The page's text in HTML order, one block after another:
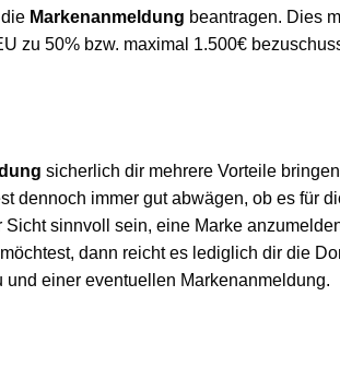
Markenanmeldung beantragen. Dies
zu 50% bzw. maximal 1.500€
sicherlich dir mehrere Vorteile
dennoch immer gut abwägen, ob es für
sinnvoll sein, eine Marke
dann reicht es lediglich dir die
einer eventuellen Markenanmeldung.